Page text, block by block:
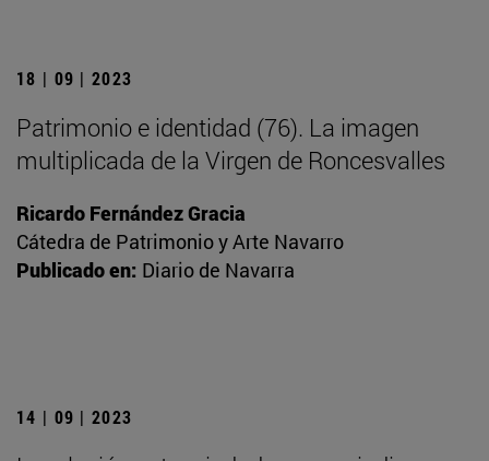
18 | 09 | 2023
Patrimonio e identidad (76). La imagen
multiplicada de la Virgen de Roncesvalles
Ricardo Fernández Gracia
Cátedra de Patrimonio y Arte Navarro
Publicado en: Diario de Navarra
14 | 09 | 2023